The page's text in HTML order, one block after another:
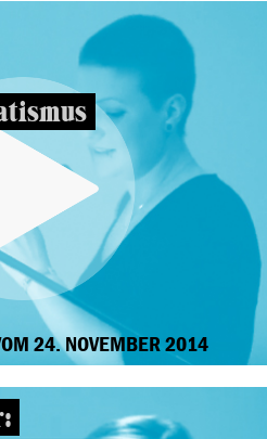
24. NOVEMBER 2014